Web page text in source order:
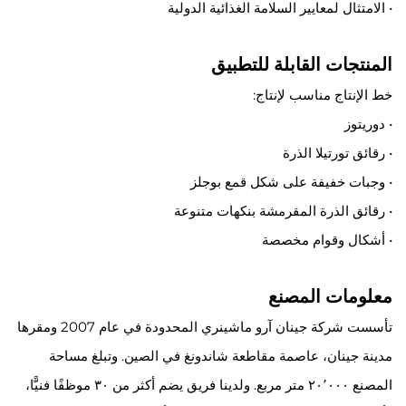
• الامتثال لمعايير السلامة الغذائية الدولية
المنتجات القابلة للتطبيق
خط الإنتاج مناسب لإنتاج:
• دوريتوز
• رقائق تورتيلا الذرة
• وجبات خفيفة على شكل قمع بوجلز
• رقائق الذرة المقرمشة بنكهات متنوعة
• أشكال وقوام مخصصة
معلومات المصنع
تأسست شركة جينان آرو ماشينري المحدودة في عام 2007 ومقرها
مدينة جينان، عاصمة مقاطعة شاندونغ في الصين. وتبلغ مساحة
المصنع ٢٠٬٠٠٠ متر مربع. ولدينا فريق يضم أكثر من ٣٠ موظفًا فنيًّا،